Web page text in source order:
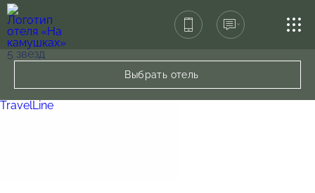
Выбрать отель
СПА-ЦЕНТР
РЕСТОРАН
TravelLine